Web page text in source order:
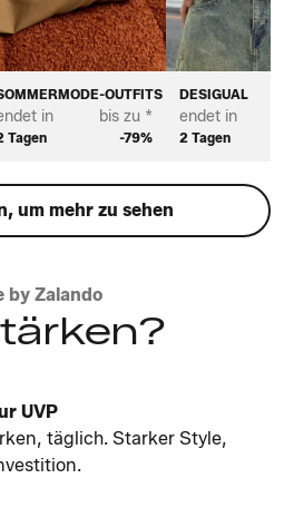
FÜR DAMEN OUTFITS FÜR DAMEN
in
Tagen
bis zu *
-79%
DESIGUAL
endet in
2 Tagen
um mehr zu sehen
by Zalando
UVP
täglich. Starker Style,